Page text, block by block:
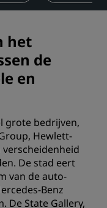
het
de
en
grote bedrijven,
Hewlett-
De stad eert
van de auto-
Benz
De State Gallery,